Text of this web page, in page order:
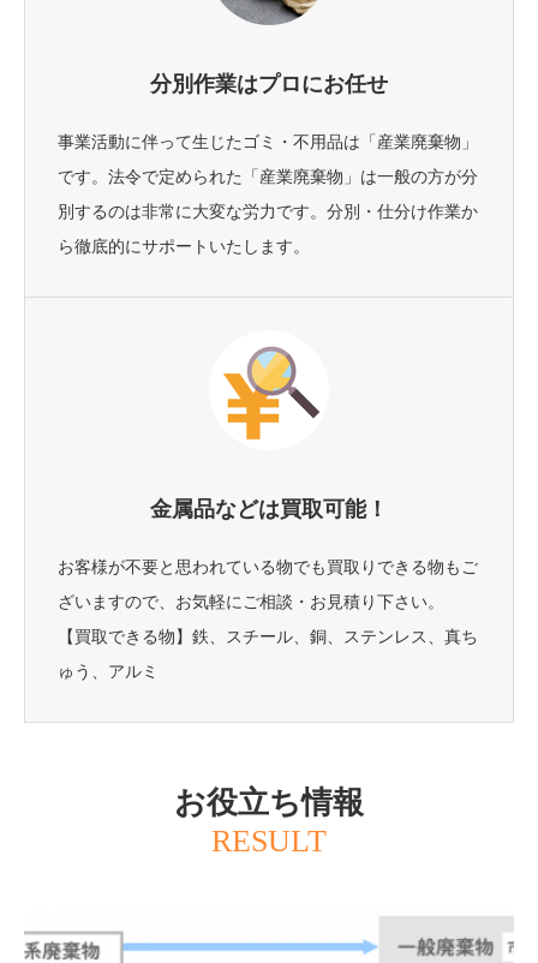
分別作業はプロにお任せ
事業活動に伴って生じたゴミ・不用品は「産業廃棄物」
です。法令で定められた「産業廃棄物」は一般の方が分
別するのは非常に大変な労力です。分別・仕分け作業か
ら徹底的にサポートいたします。
金属品などは買取可能！
お客様が不要と思われている物でも買取りできる物もご
ざいますので、お気軽にご相談・お見積り下さい。
【買取できる物】鉄、スチール、銅、ステンレス、真ち
ゅう、アルミ
お役立ち情報